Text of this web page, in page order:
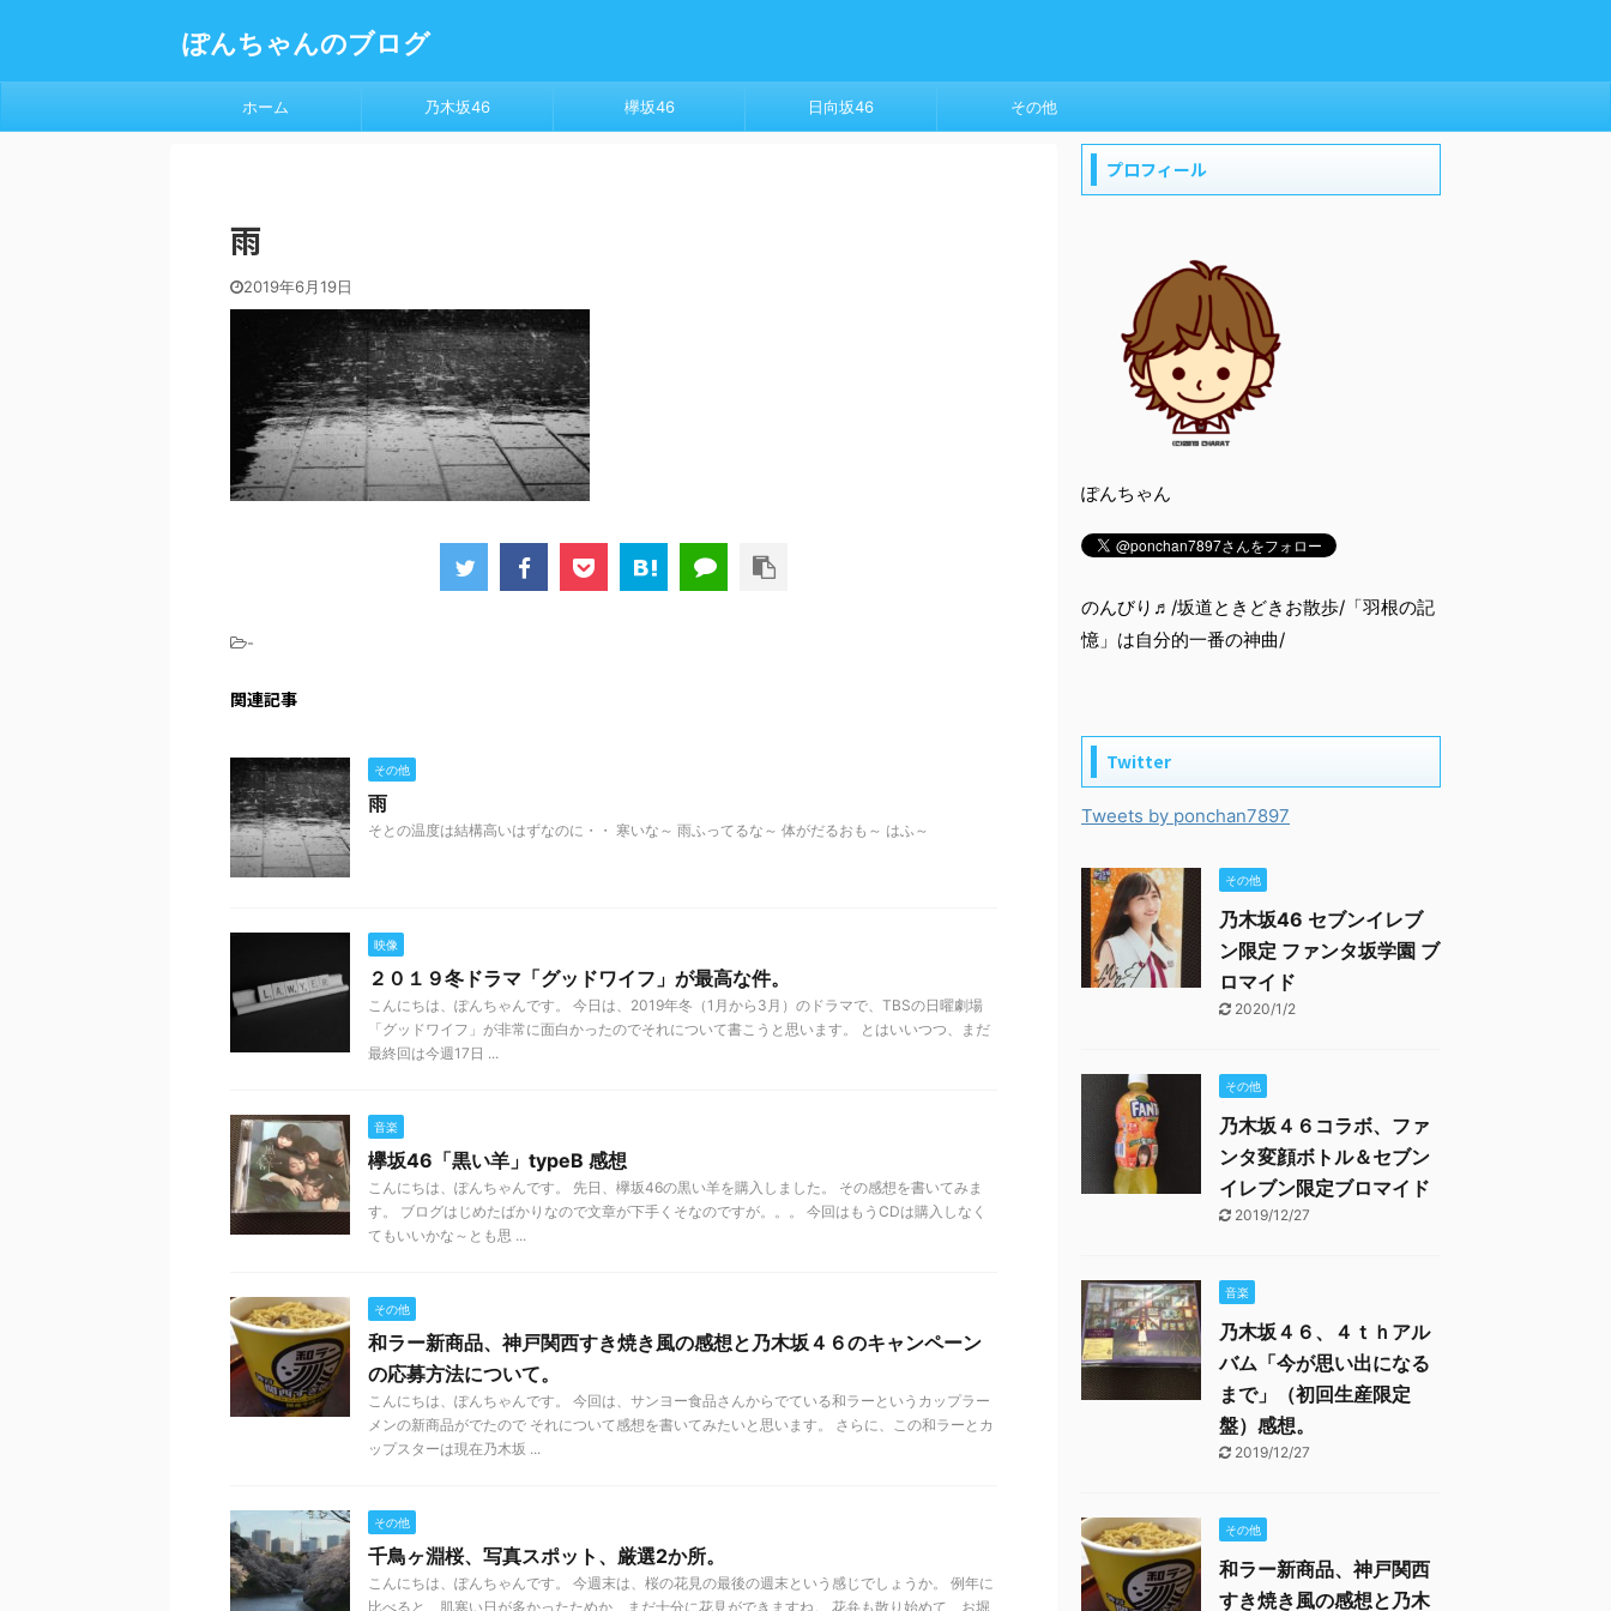
ぽんちゃんのブログ
ホーム 乃木坂46 欅坂46 日向坂46 その他
雨
2019年6月19日
-
関連記事
その他
雨
そとの温度は結構高いはずなのに・・ 寒いな～ 雨ふってるな～ 体がだるおも～ はふ～
映像
２０１９冬ドラマ「グッドワイフ」が最高な件。
こんにちは、ぽんちゃんです。 今日は、2019年冬（1月から3月）のドラマで、TBSの日曜劇場
「グッドワイフ」が非常に面白かったのでそれについて書こうと思います。 とはいいつつ、まだ
最終回は今週17日 ...
音楽
欅坂46「黒い羊」typeB 感想
こんにちは、ぽんちゃんです。 先日、欅坂46の黒い羊を購入しました。 その感想を書いてみま
す。 ブログはじめたばかりなので文章が下手くそなのですが。。。 今回はもうCDは購入しなく
てもいいかな～とも思 ...
その他
和ラー新商品、神戸関西すき焼き風の感想と乃木坂４６のキャンペーン
の応募方法について。
こんにちは、ぽんちゃんです。 今回は、サンヨー食品さんからでている和ラーというカップラー
メンの新商品がでたので それについて感想を書いてみたいと思います。 さらに、この和ラーとカ
ップスターは現在乃木坂 ...
その他
千鳥ヶ淵桜、写真スポット、厳選2か所。
こんにちは、ぽんちゃんです。 今週末は、桜の花見の最後の週末という感じでしょうか。 例年に
比べると、肌寒い日が多かったためか、まだ十分に花見ができますね。 花弁も散り始めて、お堀
プロフィール
ぽんちゃん
のんびり♬/坂道ときどきお散歩/「羽根の記
憶」は自分的一番の神曲/
Twitter
Tweets by ponchan7897
その他
乃木坂46 セブンイレブ
ン限定 ファンタ坂学園 ブ
ロマイド
2020/1/2
その他
乃木坂４６コラボ、ファ
ンタ変顔ボトル＆セブン
イレブン限定ブロマイド
2019/12/27
音楽
乃木坂４６、４ｔｈアル
バム「今が思い出になる
まで」（初回生産限定
盤）感想。
2019/12/27
その他
和ラー新商品、神戸関西
すき焼き風の感想と乃木